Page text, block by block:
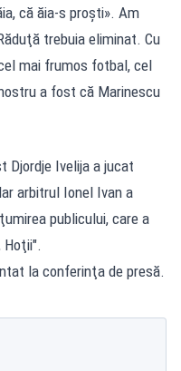
că ăia-s proşti». Am
trebuia eliminat. Cu
mai frumos fotbal, cel
a fost că Marinescu
Djordje Ivelija a jucat
arbitrul Ionel Ivan a
publicului, care a
Hoţii".
la conferinţa de presă.